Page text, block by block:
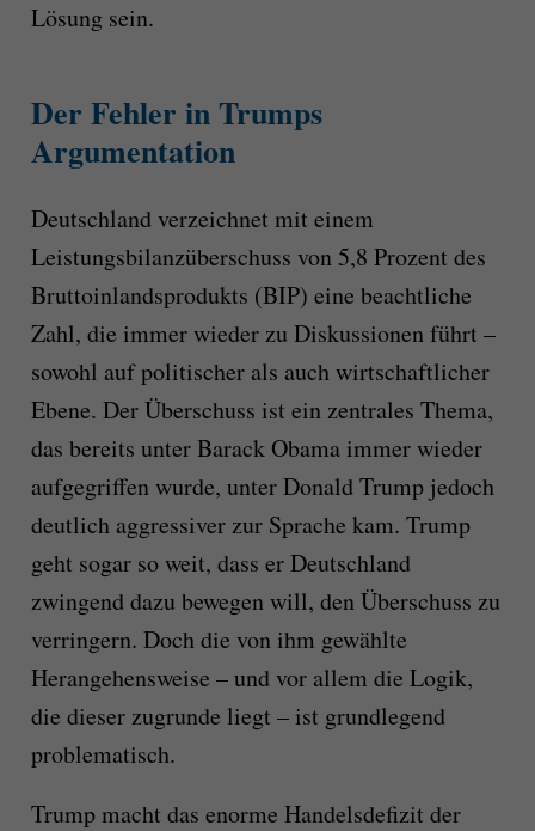
Lösung sein.
Der Fehler in Trumps
Argumentation
Deutschland verzeichnet mit einem
Leistungsbilanzüberschuss von 5,8 Prozent des
Bruttoinlandsprodukts (BIP) eine beachtliche
Zahl, die immer wieder zu Diskussionen führt –
sowohl auf politischer als auch wirtschaftlicher
Ebene. Der Überschuss ist ein zentrales Thema,
das bereits unter Barack Obama immer wieder
aufgegriffen wurde, unter Donald Trump jedoch
deutlich aggressiver zur Sprache kam. Trump
geht sogar so weit, dass er Deutschland
zwingend dazu bewegen will, den Überschuss zu
verringern. Doch die von ihm gewählte
Herangehensweise – und vor allem die Logik,
die dieser zugrunde liegt – ist grundlegend
problematisch.
Trump macht das enorme Handelsdefizit der